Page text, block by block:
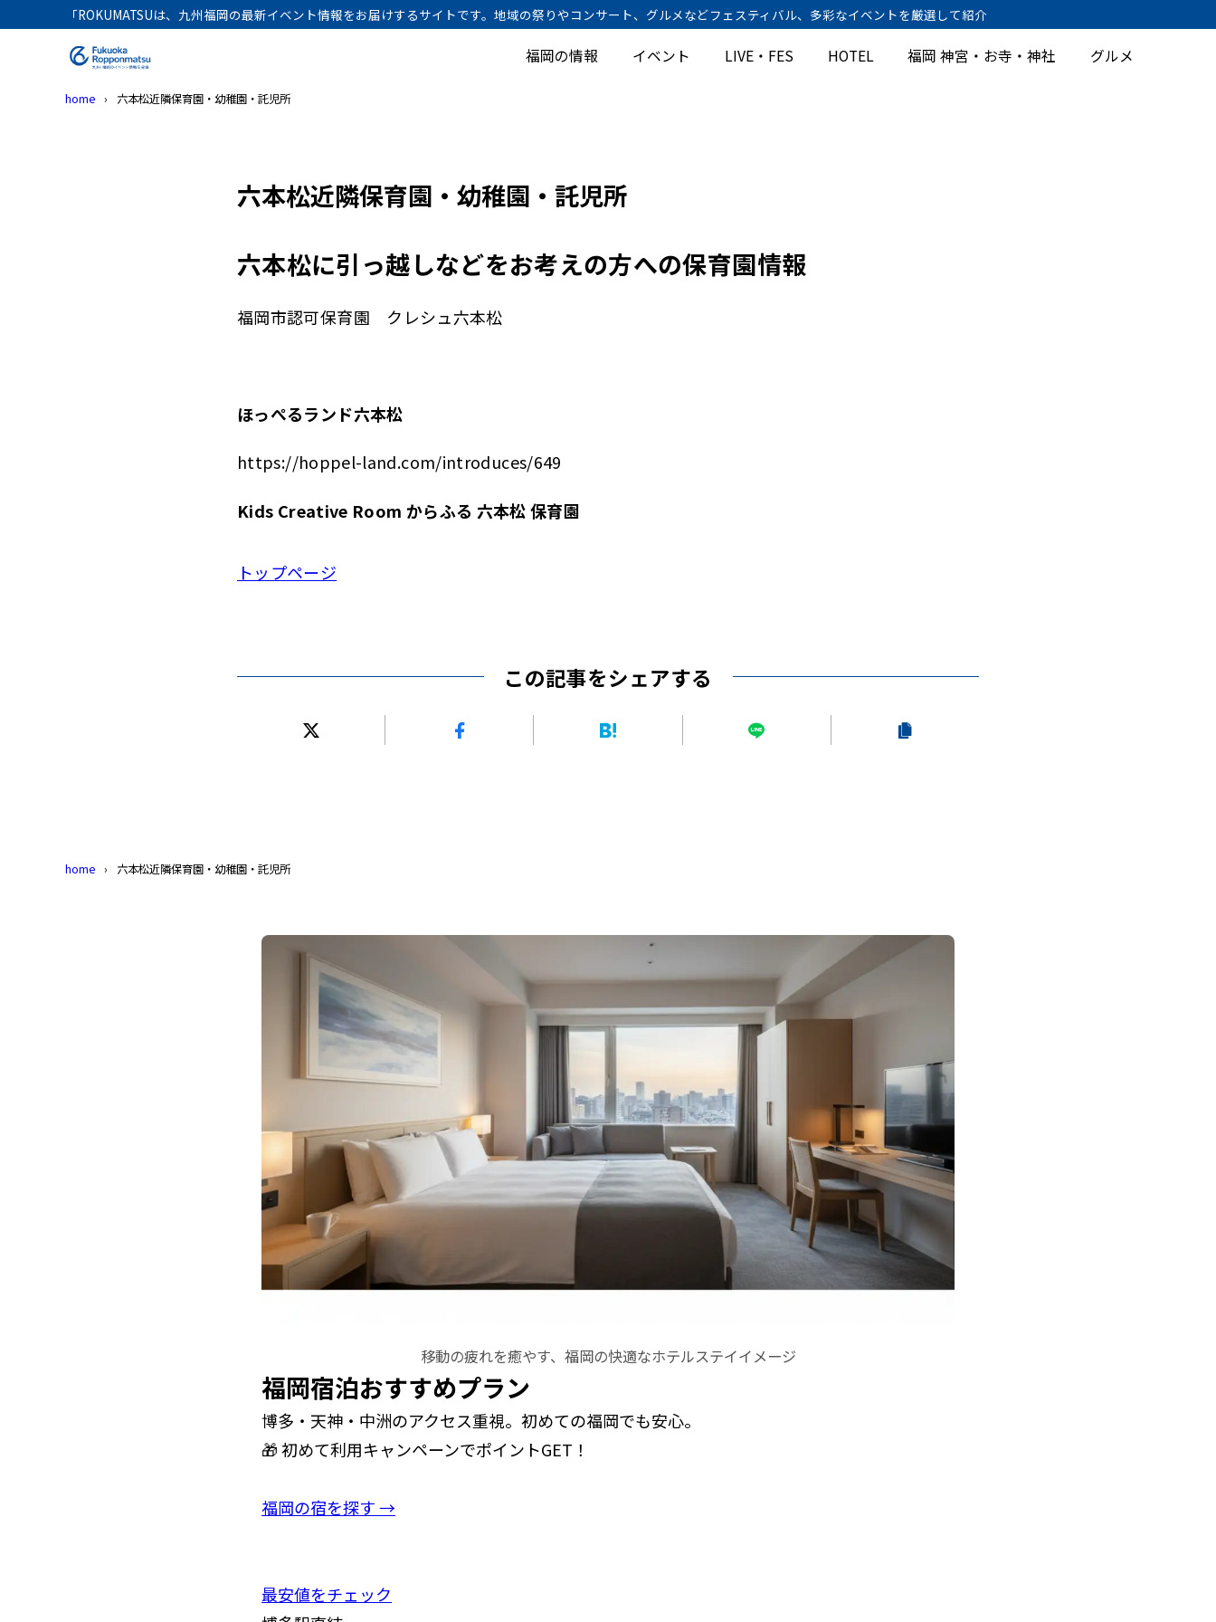
「ROKUMATSUは、九州福岡の最新イベント情報をお届けするサイトです。地域の祭りやコンサート、グルメなどフェスティバル、多彩なイベントを厳選して紹介
福岡の情報 イベント LIVE・FES HOTEL 福岡 神宮・お寺・神社 グルメ
home 六本松近隣保育園・幼稚園・託児所
六本松近隣保育園・幼稚園・託児所
六本松に引っ越しなどをお考えの方への保育園情報
福岡市認可保育園 クレシュ六本松
ほっぺるランド六本松
https://hoppel-land.com/introduces/649
Kids Creative Room からふる 六本松 保育園
トップページ
この記事をシェアする
home 六本松近隣保育園・幼稚園・託児所
移動の疲れを癒やす、福岡の快適なホテルステイイメージ
福岡宿泊おすすめプラン
博多・天神・中洲のアクセス重視。初めての福岡でも安心。
🎁 初めて利用キャンペーンでポイントGET！
福岡の宿を探す →
最安値をチェック